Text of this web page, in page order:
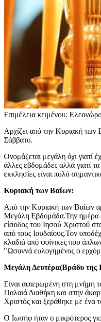
Επιμέλεια κειμένου:
Αρχίζει από την Κυριακή
Σάββατο.
Ονομάζεται μεγάλη όχι γιατί
άλλες εβδομάδες αλλά γιατί
εκκλησίες είναι πολύ
Κυριακή των Βαΐων:
Από την Κυριακή των Βαΐων
Μεγάλη Εβδομάδα.Την ημέρα
είσοδος του Ιησού Χριστού
από τους Ιουδαίους.Τον
κλαδιά από φοίνικες που
"Ωσαννά ευλογημένος ο
Μεγάλη Δευτέρα(Βράδυ της
Είναι αφιερωμένη στη μνήμη
Παλαιά Διαθήκη και στην
Χριστός και ξεράθηκε με ένα
Ο Ιωσήφ ήταν ο μικρότερος